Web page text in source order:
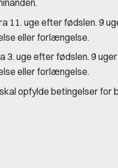
11. uge efter fødslen. 9
eller forlængelse.
3. uge efter fødslen. 9
eller forlængelse.
opfylde betingelser for